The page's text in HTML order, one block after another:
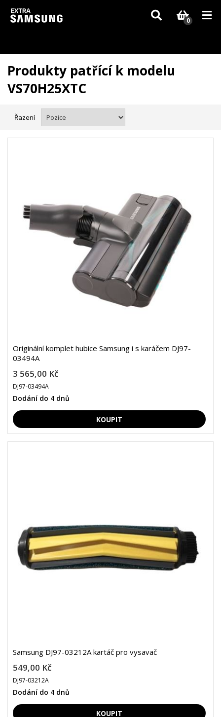
Vzhledem k aktuální situaci se může dodání dílů, které nejsou skladem,
zpozdit. Děkujeme za pochopení.
0
Produkty patřící k modelu
VS70H25XTC
Řazení
Originální komplet hubice Samsung i s karáčem DJ97-
03494A
3 565,00 Kč
DJ97-03494A
Dodání do 4 dnů
Samsung DJ97-03212A kartáč pro vysavač
549,00 Kč
DJ97-03212A
Dodání do 4 dnů